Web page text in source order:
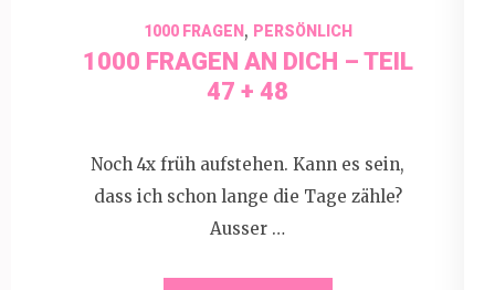
1000 FRAGEN, PERSÖNLICH
1000 FRAGEN AN DICH – TEIL
47 + 48
Noch 4x früh aufstehen. Kann es sein,
dass ich schon lange die Tage zähle?
Ausser …